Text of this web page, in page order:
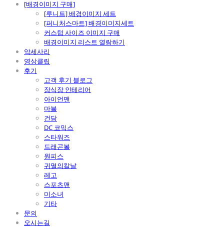
[배경이미지 구매]
[루니트] 배경이미지 세트
[퍼니처스마트] 배경이미지세트
커스텀 사이즈 이미지 구매
배경이미지 리스트 열람하기
악세사리
영상클립
후기
고객 후기 블로그
장식장 인테리어
아이언맨
마블
건담
DC 코믹스
스타워즈
드래곤볼
원피스
귀멸의칼날
레고
스포츠맨
미소녀
기타
문의
오시는길